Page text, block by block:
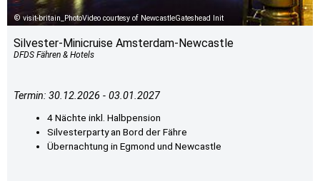
visit-britain_PhotoVideo courtesy of NewcastleGateshead Init
Silvester-Minicruise Amsterdam-Newcastle
DFDS Fähren & Hotels
Termin: 30.12.2026 - 03.01.2027
4 Nächte inkl. Halbpension
Silvesterparty an Bord der Fähre
Übernachtung in Egmond und Newcastle